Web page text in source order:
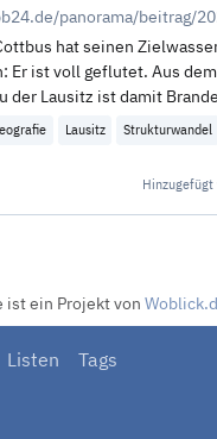
Listen Tags
hat seinen
Er ist voll geflutet. Aus
der Lausitz ist damit
und der größte
Lausitz Strukturwandel
Hinzugefügt
ist ein Projekt von